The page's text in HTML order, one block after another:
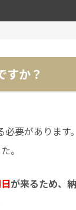
すか？
要がありま
。
が来るため、